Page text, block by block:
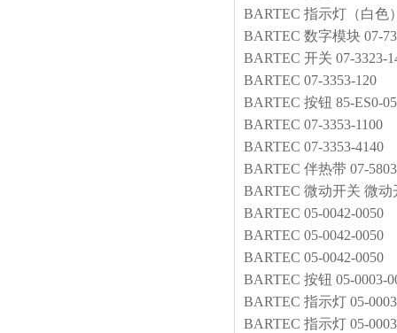
BARTEC 指示灯（白色
BARTEC 数字模块 07-
BARTEC 开关 07-3323-
BARTEC 07-3353-120
BARTEC 按钮 85-ES0-
BARTEC 07-3353-1100
BARTEC 07-3353-4140
BARTEC 伴热带 07-
BARTEC 微动开关 微动
BARTEC 05-0042-0050
BARTEC 05-0042-0050
BARTEC 05-0042-0050
BARTEC 按钮 05-0003-
BARTEC 指示灯 05-
BARTEC 指示灯 05-